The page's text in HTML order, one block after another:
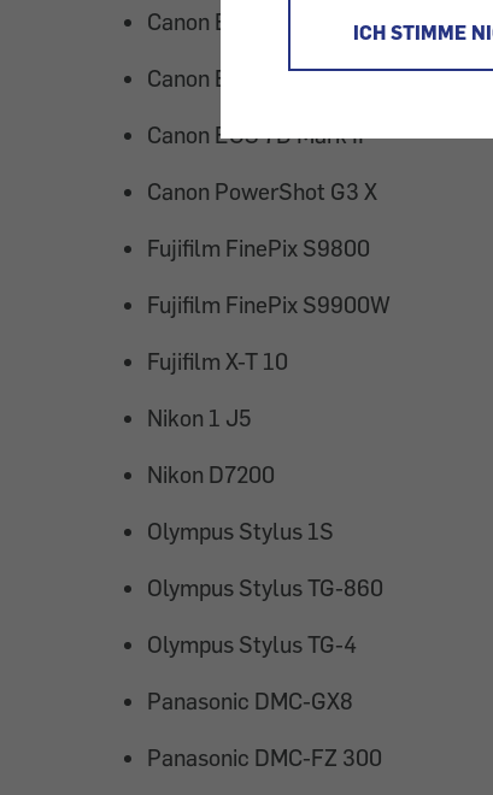
ICH STIMME
Canon EOS 750D
Canon EOS 760D
Canon EOS 7D Mark II
Canon PowerShot G3 X
Fujifilm FinePix S9800
Fujifilm FinePix S9900W
Fujifilm X-T 10
Nikon 1 J5
Nikon D7200
Olympus Stylus 1S
Olympus Stylus TG-860
Olympus Stylus TG-4
Panasonic DMC-GX8
Panasonic DMC-FZ 300